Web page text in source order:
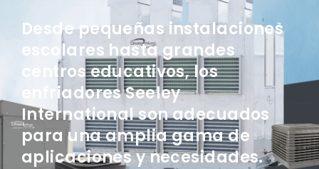
Desde pequeñas instalaciones
escolares hasta grandes
centros educativos, los
enfriadores Seeley
International son adecuados
para una amplia gama de
aplicaciones y necesidades.